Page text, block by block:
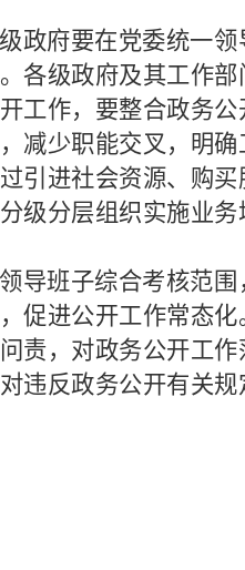
政府要在党委统一
各级政府及其工作
工作，要整合政务
减少职能交叉，明
引进社会资源、购
级分层组织实施业
导班子综合考核范
促进公开工作常态
责，对政务公开工
违反政务公开有关